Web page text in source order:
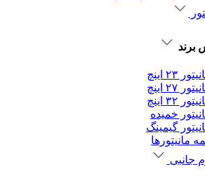
برند
۲۳ اینچ
۲۷ اینچ
۳۲ اینچ
خمیده
گیمینگ
مانیتورها
جانبی